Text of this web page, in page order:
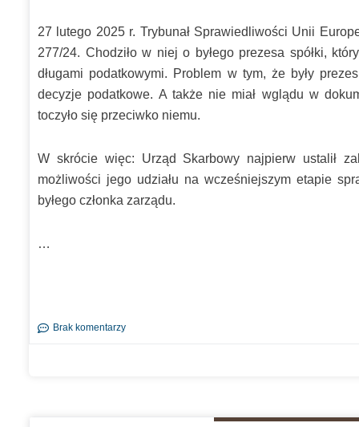
27 lutego 2025 r. Trybunał Sprawiedliwości Unii
277/24. Chodziło w niej o byłego prezesa spółki,
długami podatkowymi. Problem w tym, że były
decyzje podatkowe. A także nie miał wglądu w
toczyło się przeciwko niemu.
W skrócie więc: Urząd Skarbowy najpierw ustalił
możliwości jego udziału na wcześniejszym etapie
byłego członka zarządu.
…
Brak komentarzy